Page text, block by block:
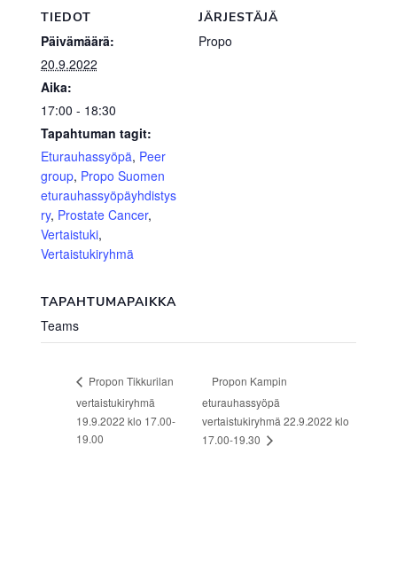
TIEDOT
Päivämäärä:
20.9.2022
Aika:
17:00 - 18:30
Tapahtuman tagit:
Eturauhassyöpä, Peer
group, Propo Suomen
eturauhassyöpäyhdistys
ry, Prostate Cancer,
Vertaistuki,
Vertaistukiryhmä
JÄRJESTÄJÄ
Propo
TAPAHTUMAPAIKKA
Teams
Propon Tikkurilan
vertaistukiryhmä
19.9.2022 klo 17.00-
19.00
Propon Kampin
eturauhassyöpä
vertaistukiryhmä 22.9.2022 klo
17.00-19.30